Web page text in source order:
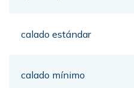
calado estándar
calado mínimo